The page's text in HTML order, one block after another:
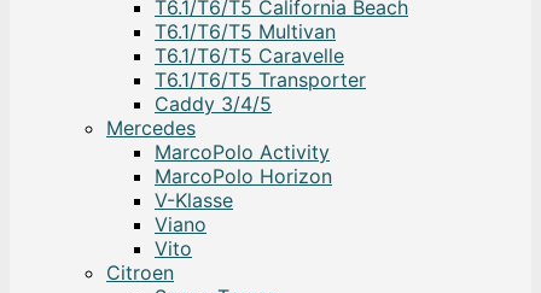
T6.1/T6/T5 California Beach
T6.1/T6/T5 Multivan
T6.1/T6/T5 Caravelle
T6.1/T6/T5 Transporter
Caddy 3/4/5
Mercedes
MarcoPolo Activity
MarcoPolo Horizon
V-Klasse
Viano
Vito
Citroen